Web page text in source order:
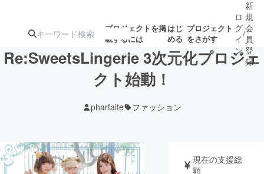
プロジェクトを掲
載するには
はじ
める
プロジェクト
をさがす
ジェクト
ロジェクト
アート・写真 音楽
ロ
グ
イ
ン
/
新
規
会
員
登
録
Re:SweetsLingerie 3次元化プロジェ
クト始動！
pharfaite ファッション
現在の支援総
額